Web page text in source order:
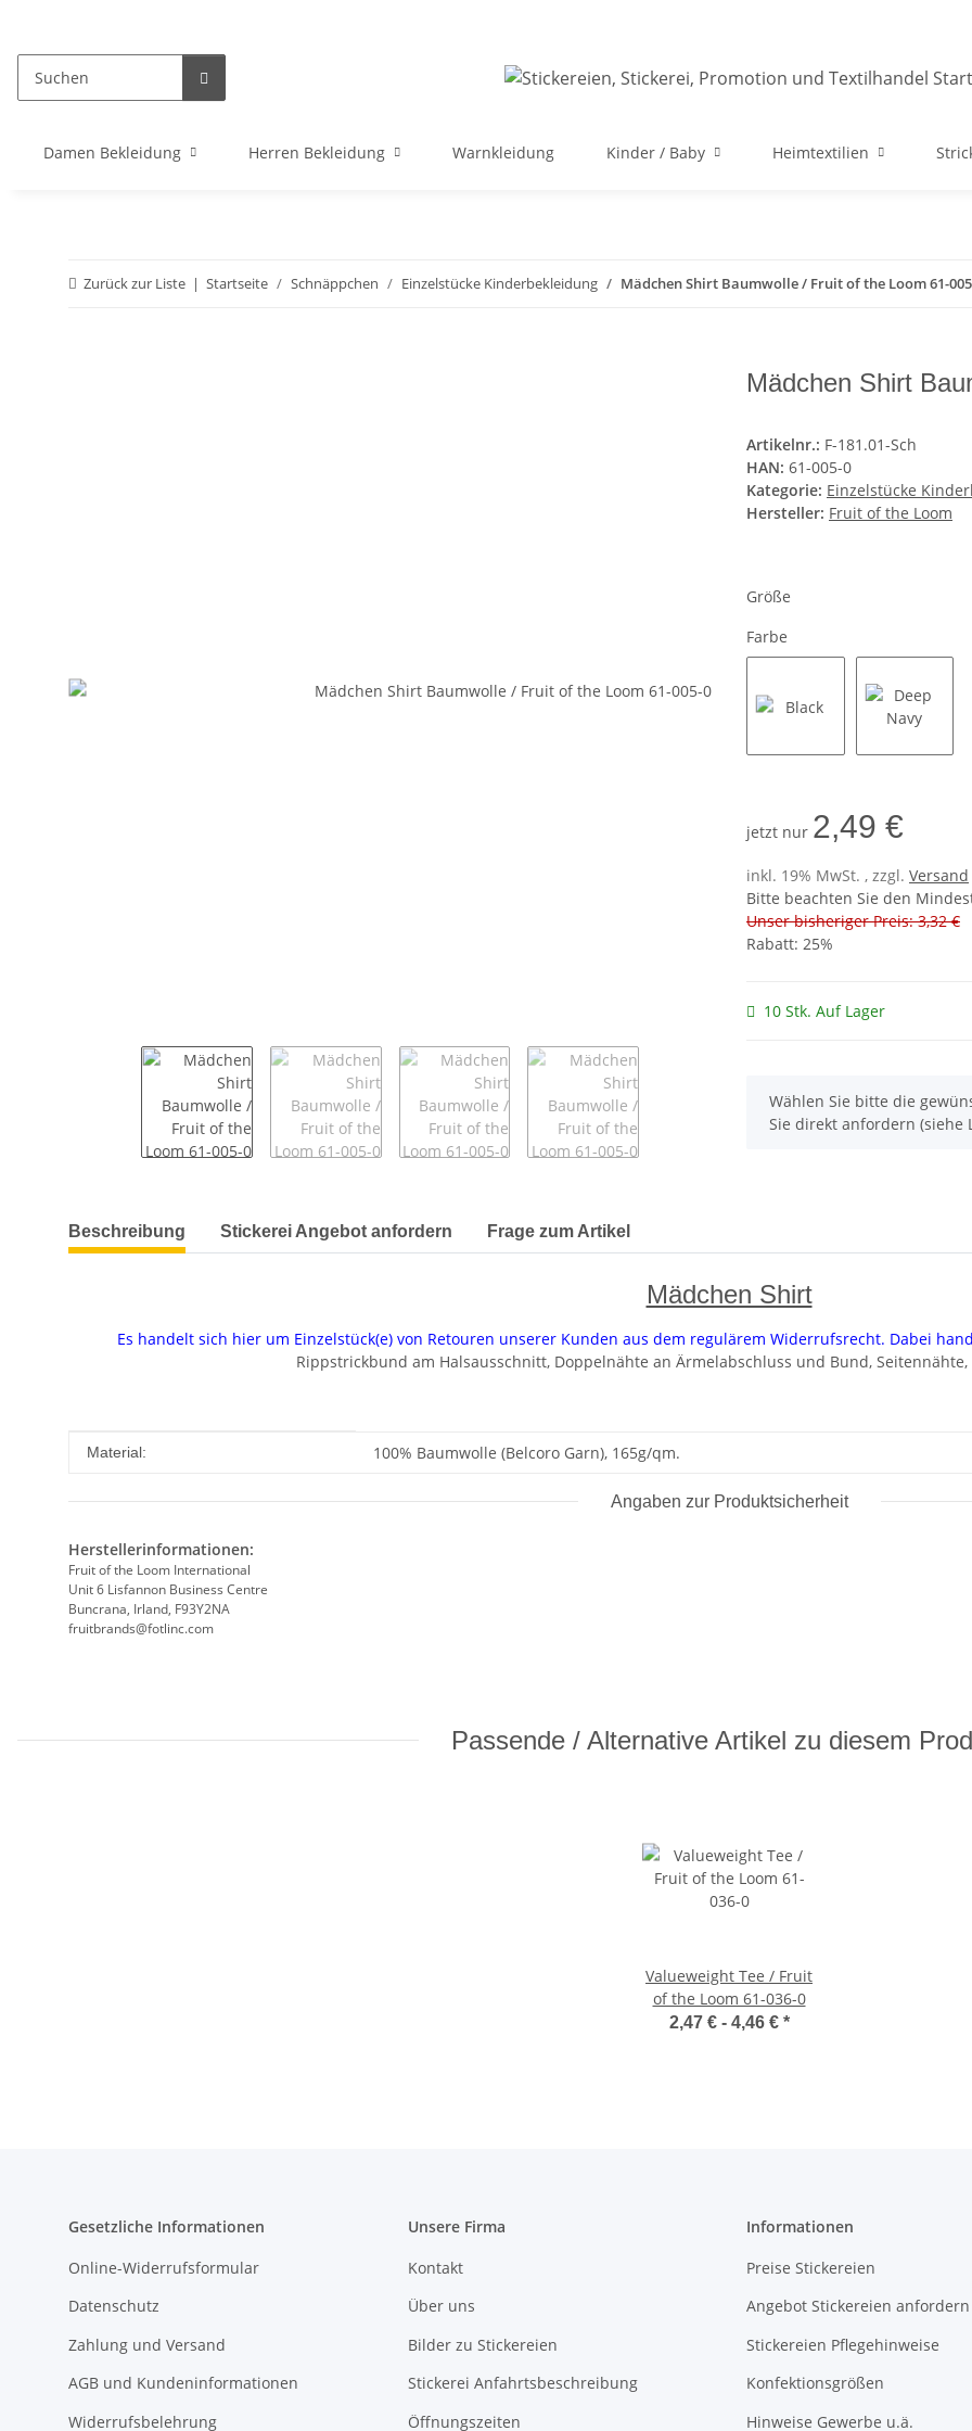
Damen Bekleidung Herren Bekleidung Warnkleidung Kinder / Baby Heimtextilien
Zurück zur Liste Startseite Schnäppchen Einzelstücke Kinderbekleidung Mädchen Shirt Baumwolle / Fruit of the Loom 61-
Mädchen Shirt
Artikelnr.: F-181.01-Sch
HAN: 61-005-0
Kategorie: Einzelstücke
Hersteller: Fruit of the Loom
Größe
Farbe
jetzt nur 2,49 €
inkl. 19% MwSt. , zzgl. Versand
Bitte beachten Sie den
Unser bisheriger Preis: 3,32 €
Rabatt: 25%
10 Stk. Auf Lager
x
Wählen Sie bitte die
Sie direkt anfordern (siehe
weitere Registerkarten anzeigen
Beschreibung Stickerei Angebot anfordern Frage zum Artikel
Mädchen Shirt
Es handelt sich hier um Einzelstück(e) von Retouren unserer Kunden aus dem regulärem Widerrufsrecht. Dabei
Rippstrickbund am Halsausschnitt, Doppelnähte an Ärmelabschluss und Bund,
Produkteigenschaft
Wert
Material: 100% Baumwolle (Belcoro Garn), 165g/qm.
Angaben zur Produktsicherheit
Herstellerinformationen:
Fruit of the Loom International
Unit 6 Lisfannon Business Centre
Buncrana, Irland, F93Y2NA
fruitbrands@fotlinc.com
Passende / Alternative Artikel zu diesem
Valueweight Tee / Fruit
of the Loom 61-036-0
2,47 € - 4,46 € *
Gesetzliche Informationen
Online-Widerrufsformular
Datenschutz
Zahlung und Versand
AGB und Kundeninformationen
Widerrufsbelehrung
Unsere Firma
Kontakt
Über uns
Bilder zu Stickereien
Stickerei Anfahrtsbeschreibung
Öffnungszeiten
Informationen
Preise Stickereien
Angebot Stickereien anfordern
Stickereien Pflegehinweise
Konfektionsgrößen
Hinweise Gewerbe u.ä.